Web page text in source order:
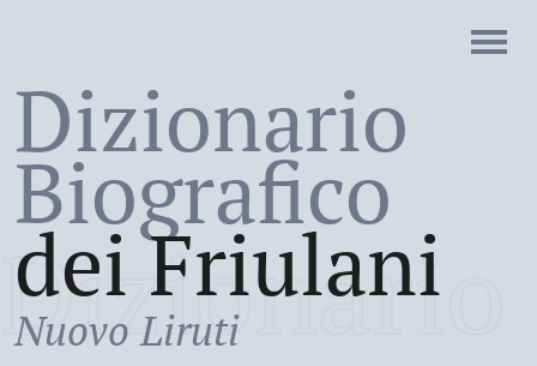
Dizionario
Biografico
dei Friulani
Nuovo Liruti
Dizionario